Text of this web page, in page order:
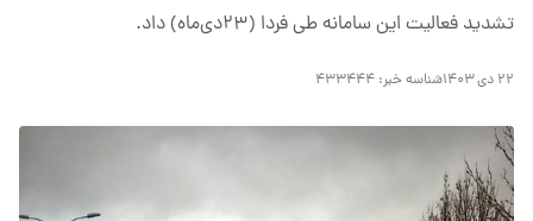
تشدید فعالیت این سامانه طی فردا (۲۳دی‌ماه) داد.
۲۲ دی ۱۴۰۳ شناسه خبر: ۴۳۳۴۴۴